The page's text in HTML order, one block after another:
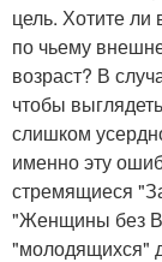
цель. Хотите
по чьему
возраст? В
чтобы
слишком
именно эту
стремящиеся
"Женщины без
"молодящихся"